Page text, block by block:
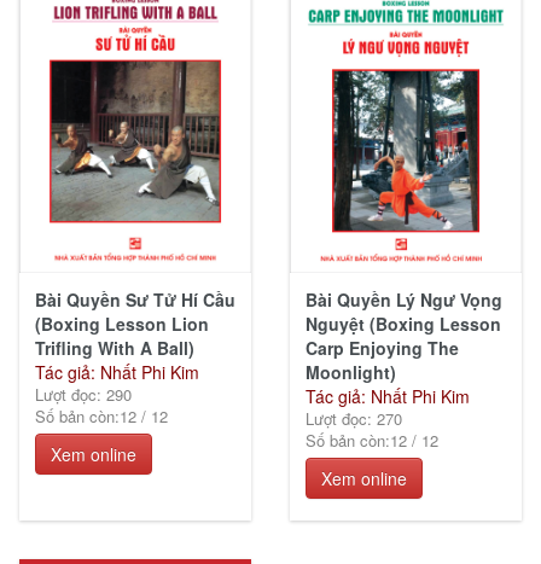
Bài Quyền Sư Tử Hí Cầu
(Boxing Lesson Lion
Trifling With A Ball)
Tác giả: Nhất Phi Kim
Lượt đọc: 290
Số bản còn:12/12
Xem online
Bài Quyền Lý Ngư Vọng
Nguyệt (Boxing Lesson
Carp Enjoying The
Moonlight)
Tác giả: Nhất Phi Kim
Lượt đọc: 270
Số bản còn:12/12
Xem online